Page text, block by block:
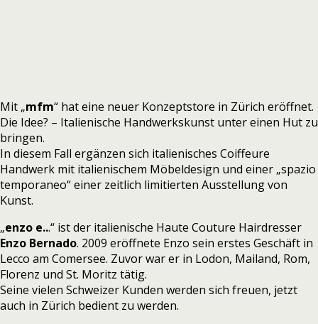
Mit „mfm“ hat eine neuer Konzeptstore in Zürich eröffnet.
Die Idee? – Italienische Handwerkskunst unter einen Hut zu
bringen.
In diesem Fall ergänzen sich italienisches Coiffeure
Handwerk mit italienischem Möbeldesign und einer „spazio
temporaneo“ einer zeitlich limitierten Ausstellung von
Kunst.
„enzo e...“ ist der italienische Haute Couture Hairdresser
Enzo Bernado. 2009 eröffnete Enzo sein erstes Geschäft in
Lecco am Comersee. Zuvor war er in Lodon, Mailand, Rom,
Florenz und St. Moritz tätig.
Seine vielen Schweizer Kunden werden sich freuen, jetzt
auch in Zürich bedient zu werden.